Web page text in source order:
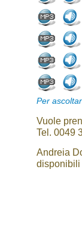
Per
Vuole
Tel. 0049
Andreia
disponibili